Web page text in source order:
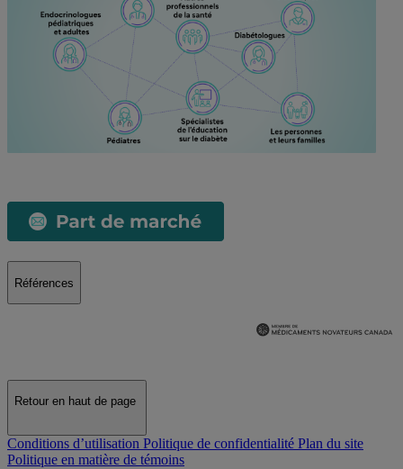
Références
Retour en haut de page
Conditions d’utilisation Politique de confidentialité Plan du site
Politique en matière de témoins